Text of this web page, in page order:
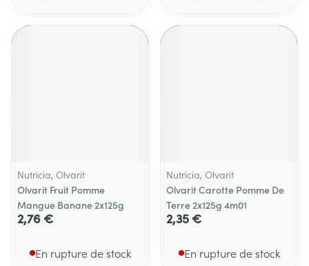
Nutricia, Olvarit
Olvarit Fruit Pomme
Mangue Banane 2x125g
2,76 €
En rupture de stock
Nutricia, Olvarit
Olvarit Carotte Pomme De
Terre 2x125g 4m01
2,35 €
En rupture de stock